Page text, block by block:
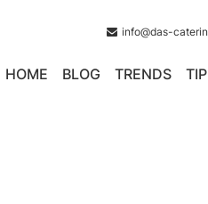
info@das-
HOME BLOG TRENDS